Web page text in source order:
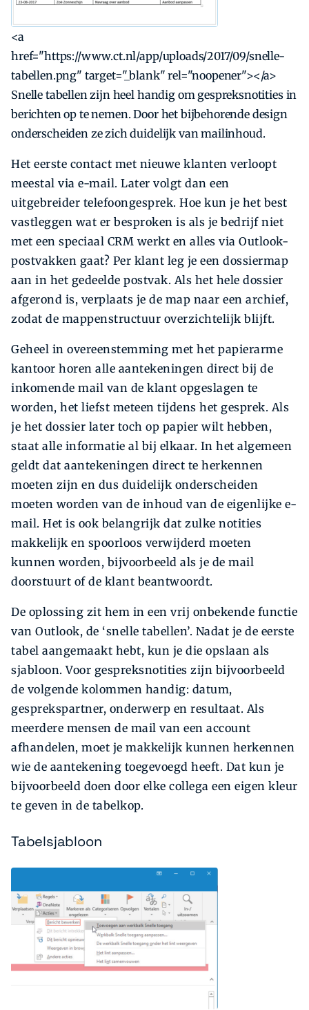
<a
href="https://www.ct.nl/app/uploads/2017/09/snelle-
tabellen.png" target="_blank" rel="noopener"></a>
Snelle tabellen zijn heel handig om gespreksnotities in
berichten op te nemen. Door het bijbehorende design
onderscheiden ze zich duidelijk van mailinhoud.
Het eerste contact met nieuwe klanten verloopt
meestal via e-mail. Later volgt dan een
uitgebreider telefoongesprek. Hoe kun je het best
vastleggen wat er besproken is als je bedrijf niet
met een speciaal CRM werkt en alles via Outlook-
postvakken gaat? Per klant leg je een dossiermap
aan in het gedeelde postvak. Als het hele dossier
afgerond is, verplaats je de map naar een archief,
zodat de mappenstructuur overzichtelijk blijft.
Geheel in overeenstemming met het papierarme
kantoor horen alle aantekeningen direct bij de
inkomende mail van de klant opgeslagen te
worden, het liefst meteen tijdens het gesprek. Als
je het dossier later toch op papier wilt hebben,
staat alle informatie al bij elkaar. In het algemeen
geldt dat aantekeningen direct te herkennen
moeten zijn en dus duidelijk onderscheiden
moeten worden van de inhoud van de eigenlijke e-
mail. Het is ook belangrijk dat zulke notities
makkelijk en spoorloos verwijderd moeten
kunnen worden, bijvoorbeeld als je de mail
doorstuurt of de klant beantwoordt.
De oplossing zit hem in een vrij onbekende functie
van Outlook, de ‘snelle tabellen’. Nadat je de eerste
tabel aangemaakt hebt, kun je die opslaan als
sjabloon. Voor gespreksnotities zijn bijvoorbeeld
de volgende kolommen handig: datum,
gesprekspartner, onderwerp en resultaat. Als
meerdere mensen de mail van een account
afhandelen, moet je makkelijk kunnen herkennen
wie de aantekening toegevoegd heeft. Dat kun je
bijvoorbeeld doen door elke collega een eigen kleur
te geven in de tabelkop.
Tabelsjabloon